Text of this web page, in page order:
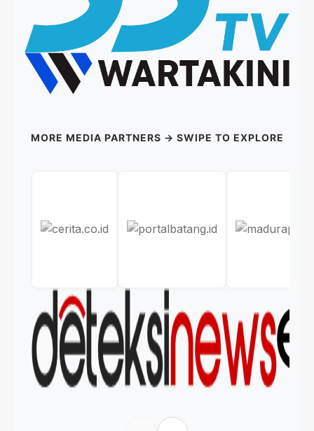
MORE MEDIA PARTNERS → SWIPE TO EXPLORE